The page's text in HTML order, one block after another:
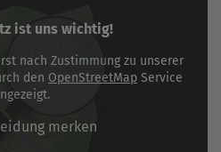
ist uns wichtig!
nach Zustimmung zu unserer
den OpenStreetMap Service
merken